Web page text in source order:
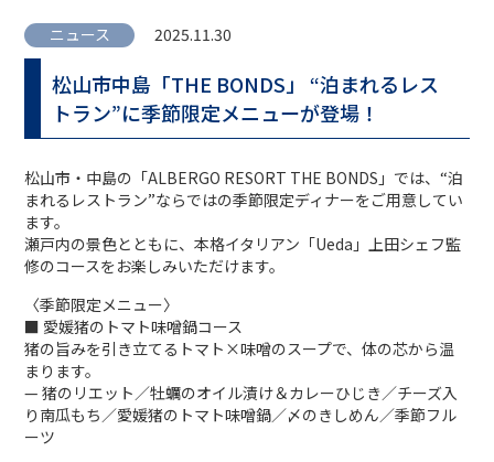
ニュース 2025.11.30
松山市中島「THE BONDS」 “泊まれるレス
トラン”に季節限定メニューが登場！
松山市・中島の「ALBERGO RESORT THE BONDS」では、“泊
まれるレストラン”ならではの季節限定ディナーをご用意してい
ます。
瀬戸内の景色とともに、本格イタリアン「Ueda」上田シェフ監
修のコースをお楽しみいただけます。
〈季節限定メニュー〉
■ 愛媛猪のトマト味噌鍋コース
猪の旨みを引き立てるトマト×味噌のスープで、体の芯から温
まります。
— 猪のリエット／牡蠣のオイル漬け＆カレーひじき／チーズ入
り南瓜もち／愛媛猪のトマト味噌鍋／〆のきしめん／季節フル
ーツ